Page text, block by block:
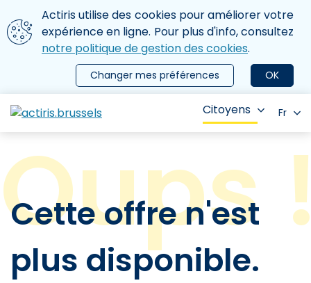
Aller au contenu principal
Nous utilisons des cookies
Actiris utilise des cookies pour améliorer votre
expérience en ligne. Pour plus d'info, consultez
notre politique de gestion des cookies.
OK
Changer mes préférences
le menu
Citoyens Fr
Cette offre n'est
plus disponible.